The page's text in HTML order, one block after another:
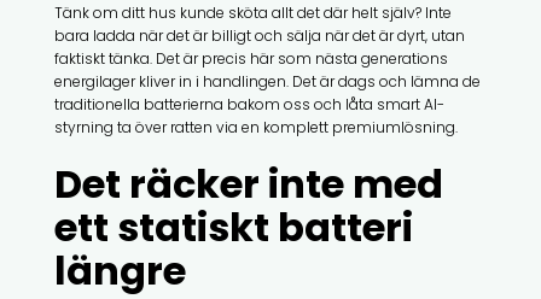
Tänk om ditt hus kunde sköta allt det där helt själv? Inte
bara ladda när det är billigt och sälja när det är dyrt, utan
faktiskt tänka. Det är precis här som nästa generations
energilager kliver in i handlingen. Det är dags och lämna de
traditionella batterierna bakom oss och låta smart AI-
styrning ta över ratten via en komplett premiumlösning.
Det räcker inte med
ett statiskt batteri
längre